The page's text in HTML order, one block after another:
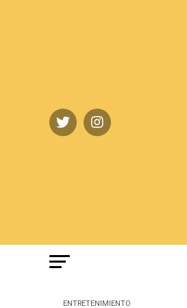
ENTRETENIMIENTO